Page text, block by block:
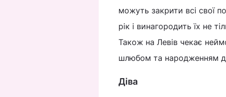
можуть закрити всі свої
рік і винагородить їх не
Також на Левів чекає
шлюбом та народженням
Діва